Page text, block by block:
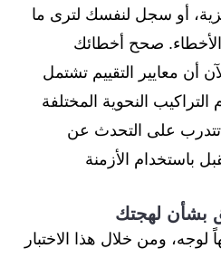
أو سجل لنفسك لترى ما
الأخطاء. صحح أخطائك
أن معايير التقييم تشتمل
النحوية المختلفة
تتدرب على التحدث عن
باستخدام الأزمنة
بشأن لهجتك
لوجه، ومن خلال هذا الاختبار